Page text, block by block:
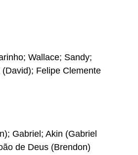
Wallace; Sandy;
Felipe Clemente
Gabriel; Akin (Gabriel
de Deus (Brendon)